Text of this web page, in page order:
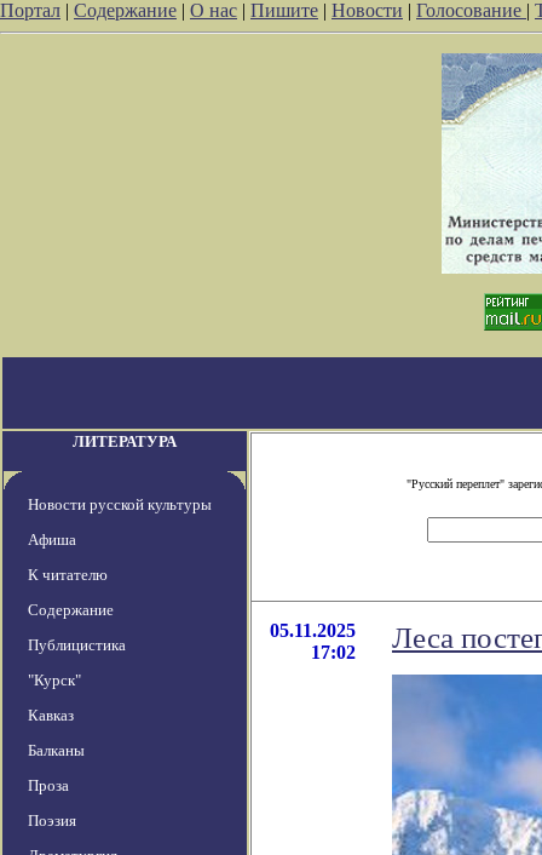
Портал | Содержание | О нас | Пишите | Новости | Голосование |
ЛИТЕРАТУРА
Новости русской культуры
Афиша
К читателю
Содержание
Публицистика
"Курск"
Кавказ
Балканы
Проза
Поэзия
"Русский переплет"
05.11.2025
17:02
Леса